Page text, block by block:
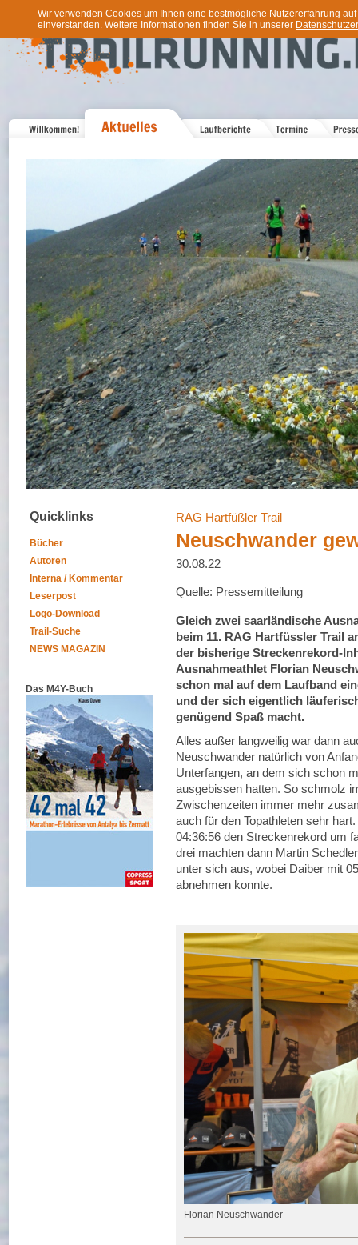
Wir verwenden Cookies um Ihnen eine bestmögliche Nutzererfahrung
einverstanden. Weitere Informationen finden Sie in unserer
Quicklinks
Bücher
Autoren
Interna / Kommentar
Leserpost
Logo-Download
Trail-Suche
NEWS MAGAZIN
Das M4Y-Buch
RAG Hartfüßler Trail
Neuschwander
30.08.22
Quelle: Pressemitteilung
Gleich zwei saarländische
beim 11. RAG Hartfüssler Trail
der bisherige Streckenrekord-
Ausnahmeathlet Florian
schon mal auf dem Laufband
und der sich eigentlich
genügend Spaß macht.
Alles außer langweilig war dann
Neuschwander natürlich von
Unterfangen, an dem sich schon
ausgebissen hatten. So schmolz
Zwischenzeiten immer mehr
auch für den Topathleten sehr
04:36:56 den Streckenrekord um
drei machten dann Martin
unter sich aus, wobei Daiber mit
abnehmen konnte.
Florian Neuschwander